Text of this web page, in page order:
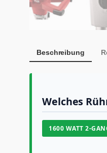
Beschreibung
Welches
1600 WATT 2-